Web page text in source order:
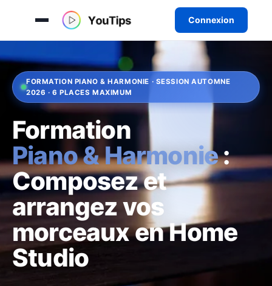
Connexion
au
contenuFORMATION PIANO & HARMONIE · SESSION AUTOMNE
2026 · 6 PLACES MAXIMUM
Formation
Piano & Harmonie:
Composez et
arrangez vos
morceaux en Home
Studio